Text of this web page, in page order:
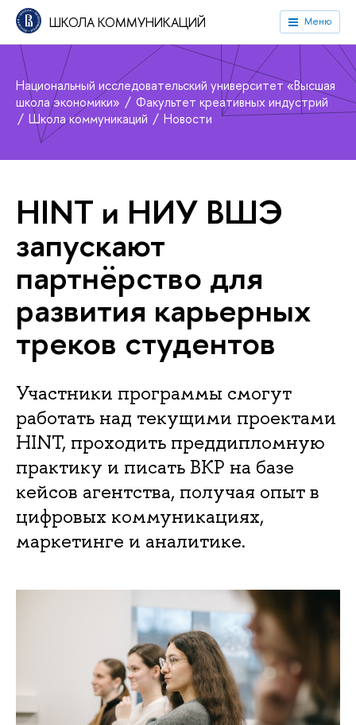
ШКОЛА КОММУНИКАЦИЙ Меню
Национальный исследовательский университет «Высшая
школа экономики»
Факультет креативных индустрий
Школа коммуникаций
Новости
HINT и НИУ ВШЭ
запускают
партнёрство для
развития карьерных
треков студентов
Участники программы смогут
работать над текущими проектами
HINT, проходить преддипломную
практику и писать ВКР на базе
кейсов агентства, получая опыт в
цифровых коммуникациях,
маркетинге и аналитике.